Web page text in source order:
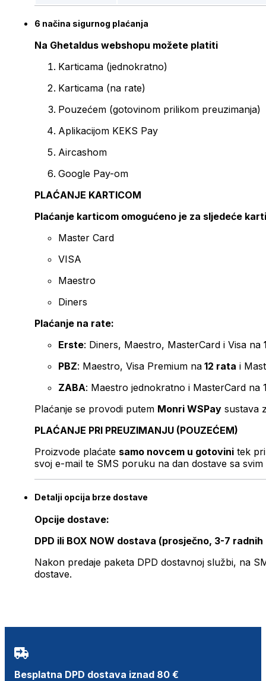
6 načina sigurnog plaćanja
Na Ghetaldus webshopu možete platiti
Karticama (jednokratno)
Karticama (na rate)
Pouzećem (gotovinom prilikom preuzimanja)
Aplikacijom KEKS Pay
Aircashom
Google Pay-om
PLAĆANJE KARTICOM
Plaćanje karticom omogućeno je za sljedeće
Master Card
VISA
Maestro
Diners
Plaćanje na rate:
Erste: Diners, Maestro, MasterCard i Visa na
PBZ: Maestro, Visa Premium na 12 rata i
ZABA: Maestro jednokratno i MasterCard na
Plaćanje se provodi putem Monri WSPay sustava
PLAĆANJE PRI PREUZIMANJU (POUZEĆEM)
Proizvode plaćate samo novcem u gotovini tek
svoj e-mail te SMS poruku na dan dostave sa svim
Detalji opcija brze dostave
Opcije dostave:
DPD ili BOX NOW dostava (prosječno, 3-7 radnih
Nakon predaje paketa DPD dostavnoj službi, na
dostave.
Besplatna DPD dostava iznad 80 €